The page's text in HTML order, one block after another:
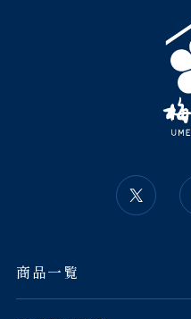
商品一覧